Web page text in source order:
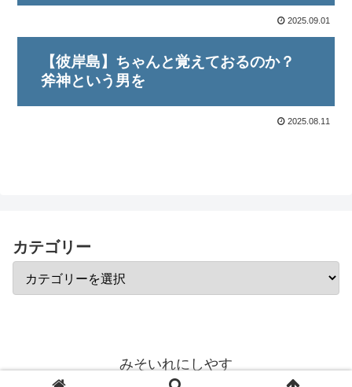
2025.09.01
【彼岸島】ちゃんと覚えておるのか？
斧神という男を
2025.08.11
カテゴリー
みそいれにしやす